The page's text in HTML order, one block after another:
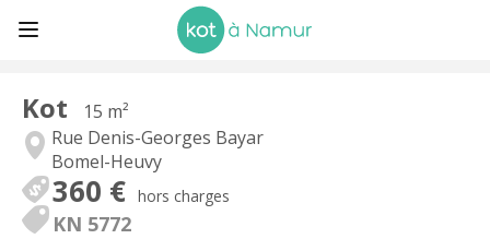
Kot
15 m²
Rue Denis-Georges Bayar
Bomel-Heuvy
360 € hors charges
KN 5772